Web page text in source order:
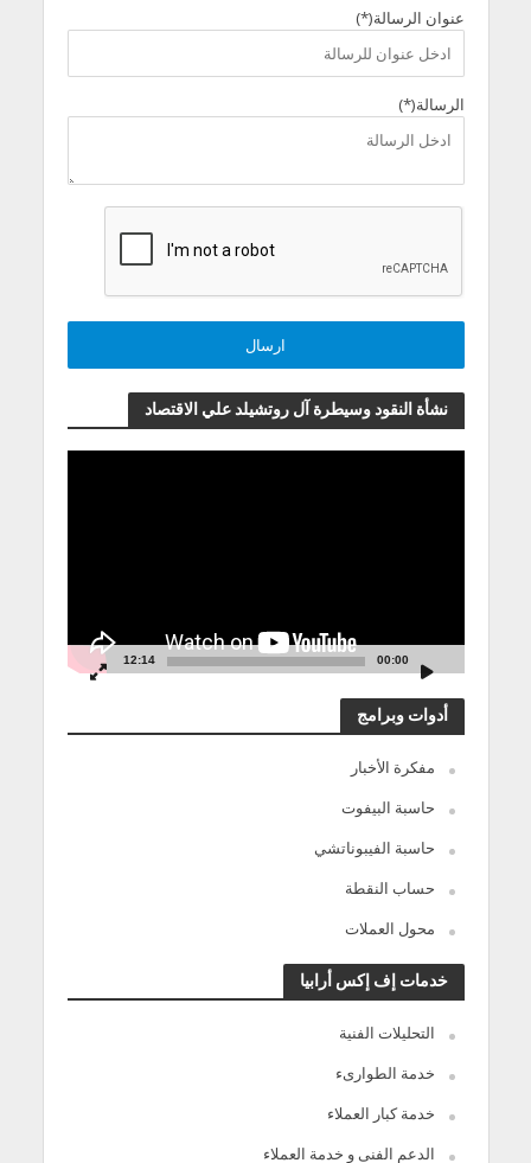
عنوان الرسالة(*)
الرسالة(*)
نشأة النقود وسيطرة آل روتشيلد علي الاقتصاد
00:00
12:14
أدوات وبرامج
مفكرة الأخبار
حاسبة البيفوت
حاسبة الفيبوناتشي
حساب النقطة
محول العملات
خدمات إف إكس أرابيا
التحليلات الفنية
خدمة الطوارىء
خدمة كبار العملاء
الدعم الفنى و خدمة العملاء